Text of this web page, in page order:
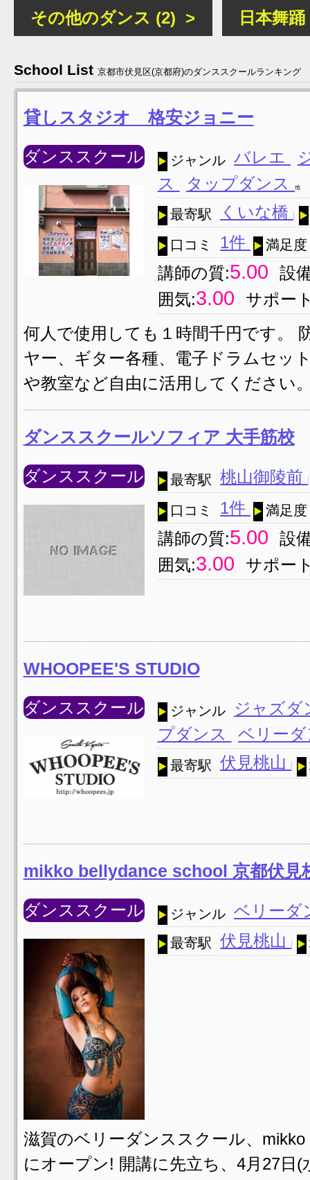
その他のダンス (2) > 日本舞
School List 京都市伏見区(京都府)のダンススクールランキング
貸しスタジオ 格安ジョニー
ダンススクール ジャンル バレエ
ス
タップダンス他
最寄駅 くいな橋
口コミ 1件 満足度
講師の質:5.00
設
囲気:3.00
サポー
何人で使用しても１時間千円です。
ヤー、ギター各種、電子ドラムセッ
や教室など自由に活用してください
ダンススクールソフィア 大手筋校
ダンススクール 最寄駅 桃山御陵前
口コミ 1件 満足度
講師の質:5.00
設
囲気:3.00 サポー
WHOOPEE'S STUDIO
ダンススクール ジャンル
ジャズ
プダンス
ベリー
最寄駅 伏見桃山
mikko bellydance school 京都伏見
ダンススクール ジャンル ベリーダ
最寄駅 伏見桃山
滋賀のベリーダンススクール、
にオープン! 開講に先立ち、4月27日